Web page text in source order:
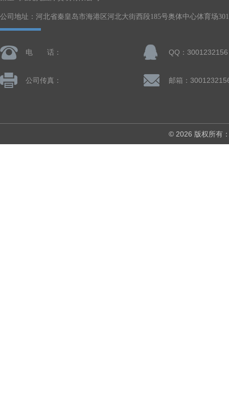
公司地址：河北省秦皇岛市海港区河北大街西段185号奥体中心体育场
电 话： QQ：3001232156
公司传真： 邮箱：
© 2026 版权所有